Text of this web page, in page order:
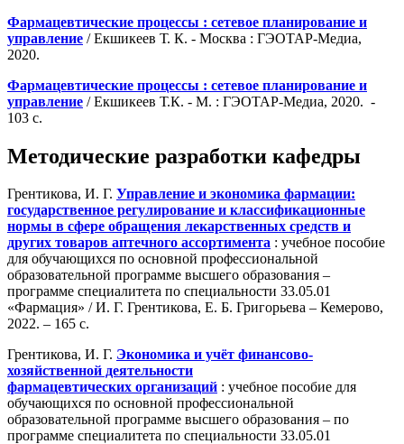
Фармацевтические процессы : сетевое планирование и
управление / Екшикеев Т. К. - Москва : ГЭОТАР-Медиа,
2020.
Фармацевтические процессы : сетевое планирование и
управление / Екшикеев Т.К. - М. : ГЭОТАР-Медиа, 2020. -
103 с.
Методические разработки кафедры
Грентикова, И. Г. Управление и экономика фармации:
государственное регулирование и классификационные
нормы в сфере обращения лекарственных средств и
других товаров аптечного ассортимента : учебное пособие
для обучающихся по основной профессиональной
образовательной программе высшего образования –
программе специалитета по специальности 33.05.01
«Фармация» / И. Г. Грентикова, Е. Б. Григорьева – Кемерово,
2022. – 165 с.
Грентикова, И. Г. Экономика и учёт финансово-
хозяйственной деятельности
фармацевтических организаций : учебное пособие для
обучающихся по основной профессиональной
образовательной программе высшего образования – по
программе специалитета по специальности 33.05.01